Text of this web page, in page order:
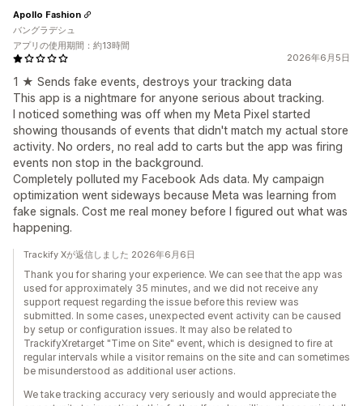
2026年6月5日
1 ★ Sends fake events, destroys your tracking data
This app is a nightmare for anyone serious about tracking.
I noticed something was off when my Meta Pixel started
showing thousands of events that didn't match my actual store
activity. No orders, no real add to carts but the app was firing
events non stop in the background.
Completely polluted my Facebook Ads data. My campaign
optimization went sideways because Meta was learning from
fake signals. Cost me real money before I figured out what was
happening.
Apollo Fashion
バングラデシュ
アプリの使用期間：約13時間
Trackify Xが返信しました 2026年6月6日
Thank you for sharing your experience. We can see that the app was
used for approximately 35 minutes, and we did not receive any
support request regarding the issue before this review was
submitted. In some cases, unexpected event activity can be caused
by setup or configuration issues. It may also be related to
TrackifyXretarget "Time on Site" event, which is designed to fire at
regular intervals while a visitor remains on the site and can sometimes
be misunderstood as additional user actions.
We take tracking accuracy very seriously and would appreciate the